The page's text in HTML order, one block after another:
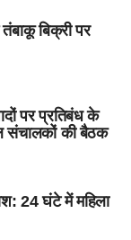
बिक्री पर
पर प्रतिबंध के
संचालकों की बैठक
24 घंटे में महिला